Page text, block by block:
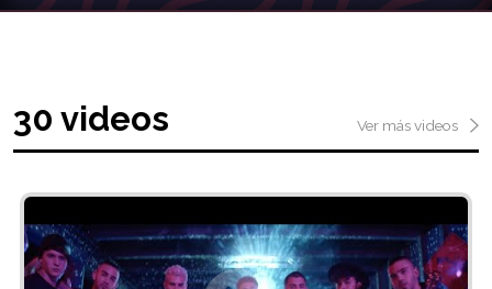
30 videos Ver más videos